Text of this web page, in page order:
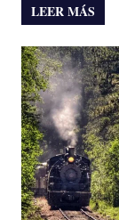
LEER MÁS